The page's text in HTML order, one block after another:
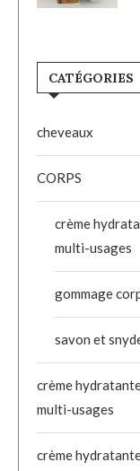
CATÉGORIES
cheveaux
CORPS
crème
multi-usages
gommage
savon et
crème
multi-usages
crème